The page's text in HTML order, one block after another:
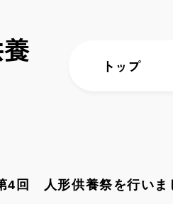
トップ
回 人形供養祭を行いま